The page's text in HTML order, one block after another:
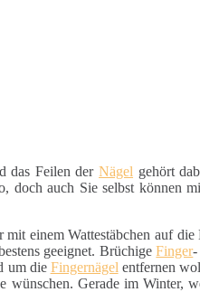
das Feilen derNägel gehört
doch auch Sie selbst können
einem Wattestäbchen auf
geeignet. BrüchigeFinger-
um die Fingernägel entfernen
wünschen. Gerade im